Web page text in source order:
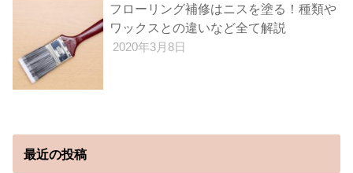
フローリング補修はニスを塗る！種類や
ワックスとの違いなど全て解説
2020年3月8日
最近の投稿